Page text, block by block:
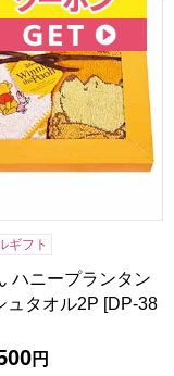
ル、ウォッシュタ
ハニープランタン
ギフト
ハニープランタン
ュタオル2P [DP-38
円